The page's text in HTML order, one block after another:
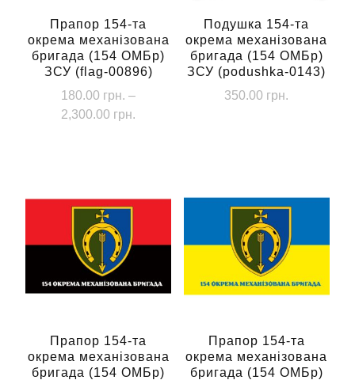
Прапор 154-та
окрема механізована
бригада (154 ОМБр)
ЗСУ (flag-00896)
180.00 грн. –
2,300.00 грн.
кілька
варіантів.
Параметри
можна
вибрати
сторінці
товару
Подушка 154-та
окрема механізована
бригада (154 ОМБр)
ЗСУ (podushka-0143)
350.00 грн.
Прапор 154-та
окрема механізована
бригада (154 ОМБр)
Прапор 154-та
окрема механізована
бригада (154 ОМБр)